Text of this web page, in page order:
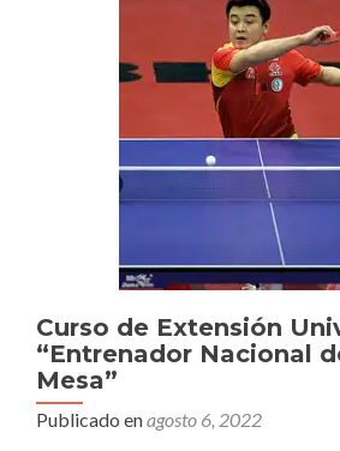
Curso de Extensión
“Entrenador Nacional
Mesa”
Publicado enagosto 6, 2022